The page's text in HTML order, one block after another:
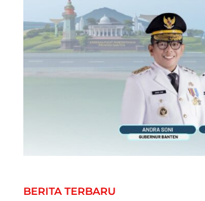
BERITA TERBARU